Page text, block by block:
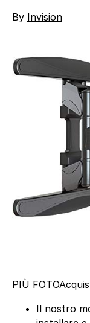
By Invision
PIÙ FOTO
Il nostro